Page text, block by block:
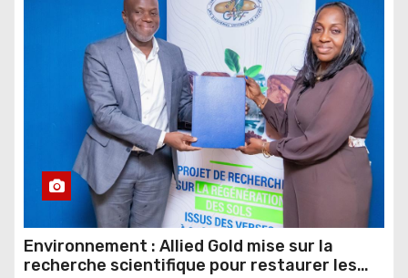
Environnement : Allied Gold mise sur la
recherche scientifique pour restaurer les